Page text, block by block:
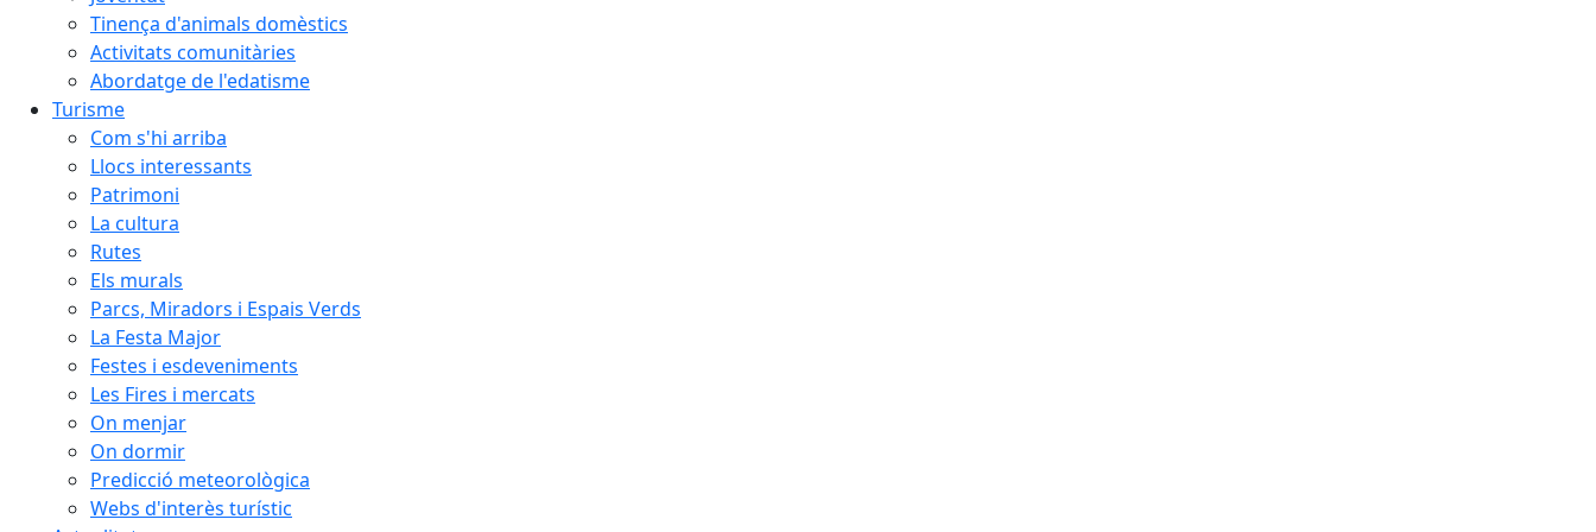
Tinença d'animals domèstics
Activitats comunitàries
Abordatge de l'edatisme
Turisme
Com s'hi arriba
Llocs interessants
Patrimoni
La cultura
Rutes
Els murals
Parcs, Miradors i Espais Verds
La Festa Major
Festes i esdeveniments
Les Fires i mercats
On menjar
On dormir
Predicció meteorològica
Webs d'interès turístic